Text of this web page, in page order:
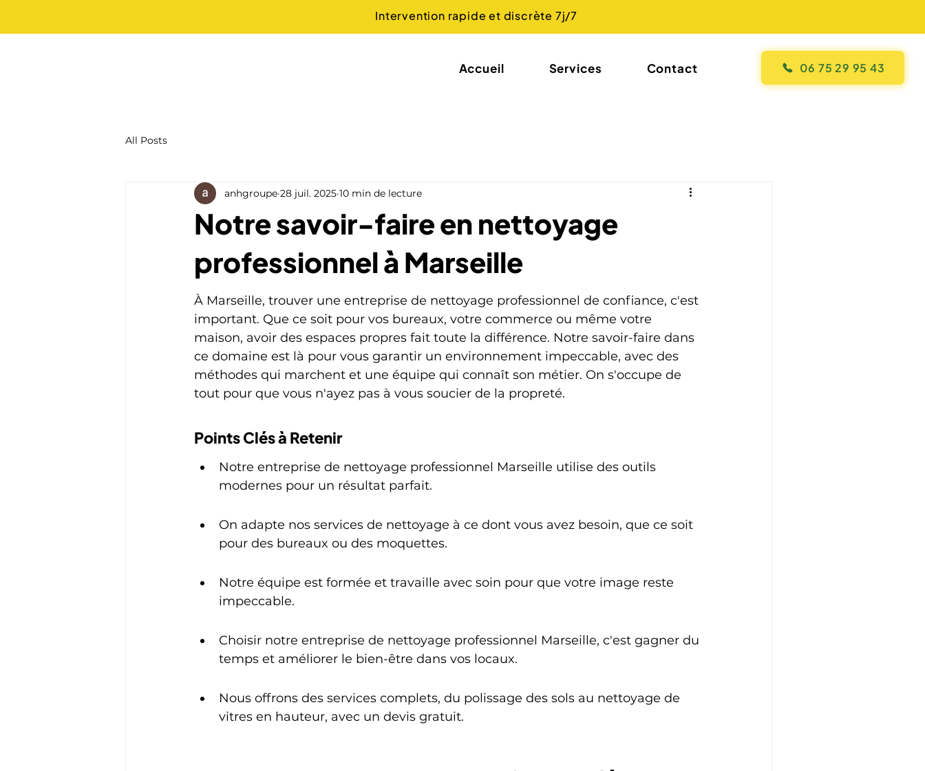
Intervention rapide et discrète 7j/7
Accueil Services Contact 06 75 29 95 43
All Posts
Notre savoir-faire en nettoyage
professionnel à Marseille
anhgroupe 28 juil. 2025 10 min de lecture
À Marseille, trouver une entreprise de nettoyage professionnel de confiance, c'est
important. Que ce soit pour vos bureaux, votre commerce ou même votre
maison, avoir des espaces propres fait toute la différence. Notre savoir-faire dans
ce domaine est là pour vous garantir un environnement impeccable, avec des
méthodes qui marchent et une équipe qui connaît son métier. On s'occupe de
tout pour que vous n'ayez pas à vous soucier de la propreté.
Points Clés à Retenir
Notre entreprise de nettoyage professionnel Marseille utilise des outils
modernes pour un résultat parfait.
On adapte nos services de nettoyage à ce dont vous avez besoin, que ce soit
pour des bureaux ou des moquettes.
Notre équipe est formée et travaille avec soin pour que votre image reste
impeccable.
Choisir notre entreprise de nettoyage professionnel Marseille, c'est gagner du
temps et améliorer le bien-être dans vos locaux.
Nous offrons des services complets, du polissage des sols au nettoyage de
vitres en hauteur, avec un devis gratuit.